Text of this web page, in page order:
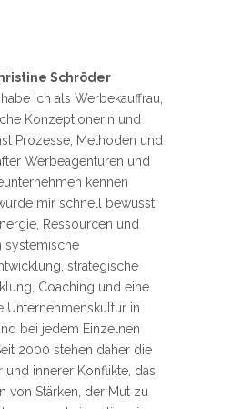
Schröder
ich als Werbekauffrau,
Konzeptionerin und
Prozesse, Methoden und
Werbeagenturen und
kennen
mir schnell bewusst,
Ressourcen und
systemische
strategische
Coaching und eine
Unternehmenskultur in
bei jedem Einzelnen
2000 stehen daher die
und innerer Konflikte, das
von Stärken, der Mut zu